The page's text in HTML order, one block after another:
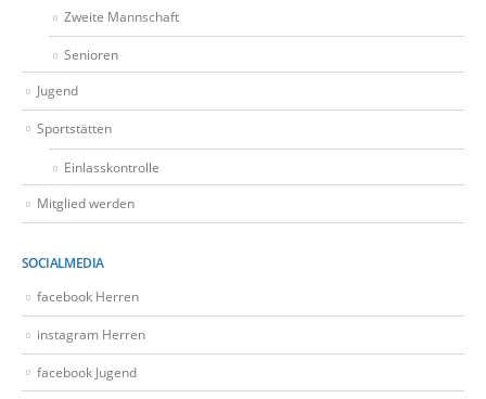
Zweite Mannschaft
Senioren
Jugend
Sportstätten
Einlasskontrolle
Mitglied werden
SOCIALMEDIA
facebook Herren
instagram Herren
facebook Jugend